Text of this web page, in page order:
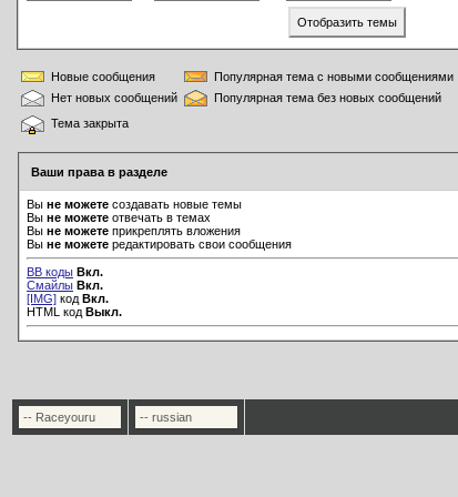
Новые сообщения
Популярная тема с новыми сообщениями
Нет новых сообщений
Популярная тема без новых сообщений
Тема закрыта
Ваши права в разделе
Вы не можете создавать новые темы
Вы не можете отвечать в темах
Вы не можете прикреплять вложения
Вы не можете редактировать свои сообщения
BB коды Вкл.
Смайлы Вкл.
[IMG] код Вкл.
HTML код Выкл.